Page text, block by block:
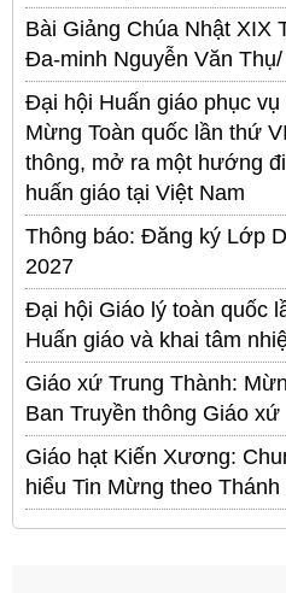
Bài Giảng Chúa Nhật XIX
Đa-minh Nguyễn Văn
Đại hội Huấn giáo phục
Mừng Toàn quốc lần thứ
thông, mở ra một hướng
huấn giáo tại Việt Nam
Thông báo: Đăng ký Lớp
2027
Đại hội Giáo lý toàn quốc
Huấn giáo và khai tâm
Giáo xứ Trung Thành:
Ban Truyền thông Giáo xứ
Giáo hạt Kiến Xương:
hiểu Tin Mừng theo Thánh